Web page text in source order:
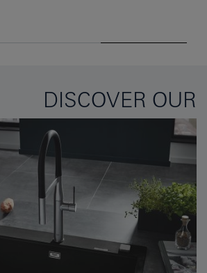
DISCOVER OUR